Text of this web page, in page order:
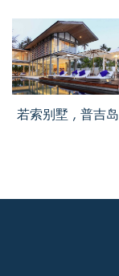
若索别墅 , 普吉岛